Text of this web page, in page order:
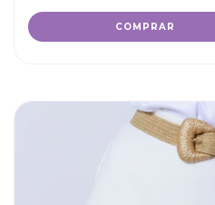
COMPRAR